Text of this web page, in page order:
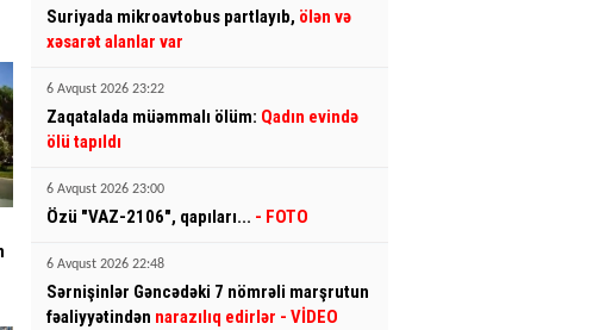
Suriyada mikroavtobus partlayıb, ölən və
xəsarət alanlar var
6 Avqust 2026 23:22
Zaqatalada müəmmalı ölüm: Qadın evində
ölü tapıldı
6 Avqust 2026 23:00
Özü "VAZ-2106", qapıları... - FOTO
6 Avqust 2026 22:48
Sərnişinlər Gəncədəki 7 nömrəli marşrutun
fəaliyyətindən narazılıq edirlər - VİDEO